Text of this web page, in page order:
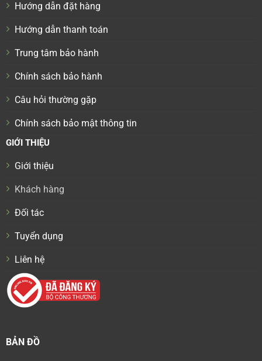
Hướng dẫn đặt hàng
Hướng dẫn thanh toán
Trung tâm bảo hành
Chính sách bảo hành
Câu hỏi thường gặp
Chính sách bảo mật thông tin
GIỚI THIỆU
Giới thiệu
Khách hàng
Đối tác
Tuyển dụng
Liên hệ
BẢN ĐỒ